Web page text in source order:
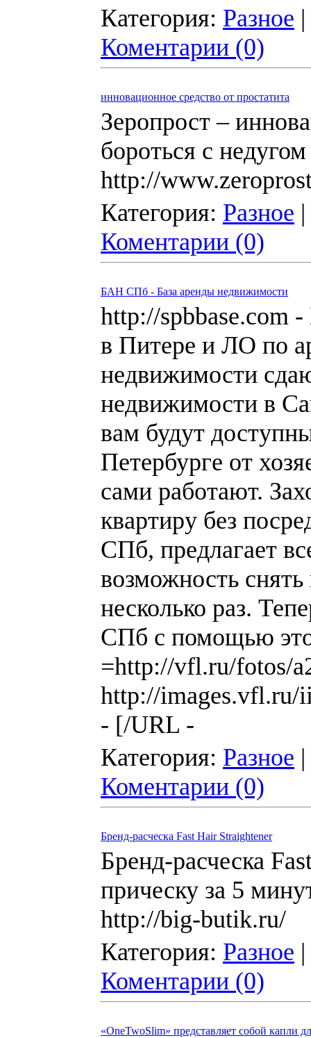
Категория: Разное
Коментарии (0)
инновационное средство от простатита
Зеропрост –
бороться с
http://
Категория: Разное
Коментарии (0)
БАН СПб - База аренды недвижимости
http://spbbase.com
в Питере и ЛО по
недвижимости
недвижимости в
вам будут
Петербурге от
сами работают.
квартиру без
СПб, предлагает
возможность
несколько раз.
СПб с помощью
=http://vfl.ru/fotos/
http://images.vfl.ru/
- [/URL -
Категория: Разное
Коментарии (0)
Бренд-расческа Fast Hair Straightener
Бренд-расческа
прическу за 5
http://big-butik.ru/
Категория: Разное
Коментарии (0)
«OneTwoSlim» представляет собой капли